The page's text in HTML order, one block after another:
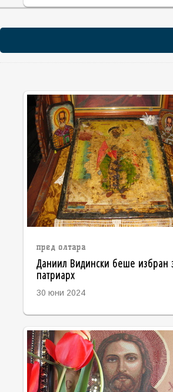
пред олтара
Даниил Видински беше избран
патриарх
30 юни 2024